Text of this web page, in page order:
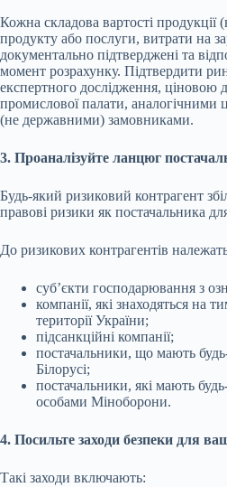
Кожна складова вартості продукції
продукту або послуги, витрати на
документально підтверджені та
момент розрахунку. Підтвердити
експертного дослідження, ціновою
промислової палати, аналогічними
(не державними) замовниками.
3. Проаналізуйте ланцюг
Будь-який ризиковий контрагент
правові ризики як постачальника
До ризикових контрагентів
суб’єкти господарювання з
компанії, які знаходяться на
території України;
підсанкційні компанії;
постачальники, що мають
Білорусі;
постачальники, які мають
особами Міноборони.
4. Посильте заходи безпеки для
Такі заходи включають: